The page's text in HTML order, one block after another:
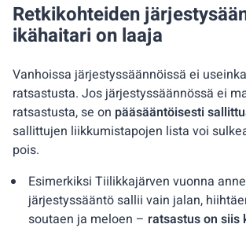
Retkikohteiden
ikähaitari on laaja
Vanhoissa järjestyssäännöissä ei
ratsastusta. Jos järjestyssäännössä ei
ratsastusta, se on pääsääntöisesti
sallittujen liikkumistapojen lista voi
pois.
Esimerkiksi Tiilikkajärven vuonna
järjestyssääntö sallii vain jalan,
soutaen ja meloen – ratsastus on siis